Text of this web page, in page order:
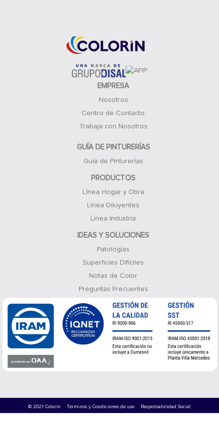
EMPRESA
Nosotros
Centro de Contacto
Trabaja con Nosotros
GUÍA DE PINTURERÍAS
Guía de Pinturerías
PRODUCTOS
Línea Hogar y Obra
Línea Diluyentes
Línea Industria
IDEAS Y SOLUCIONES
Patologías
Superficies Difíciles
Notas de Color
Preguntas Frecuentes
© 2021 Colorin Términos y Condiciones de uso Responsabilidad Social